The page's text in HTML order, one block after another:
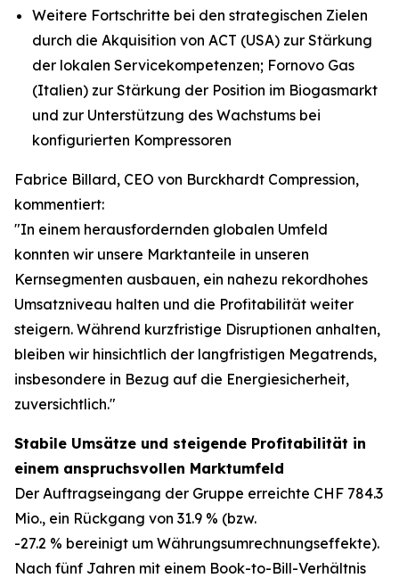
Weitere Fortschritte bei den strategischen Zielen
durch die Akquisition von ACT (USA) zur Stärkung
der lokalen Servicekompetenzen; Fornovo Gas
(Italien) zur Stärkung der Position im Biogasmarkt
und zur Unterstützung des Wachstums bei
konfigurierten Kompressoren
Fabrice Billard, CEO von Burckhardt Compression,
kommentiert:
"In einem herausfordernden globalen Umfeld
konnten wir unsere Marktanteile in unseren
Kernsegmenten ausbauen, ein nahezu rekordhohes
Umsatzniveau halten und die Profitabilität weiter
steigern. Während kurzfristige Disruptionen anhalten,
bleiben wir hinsichtlich der langfristigen Megatrends,
insbesondere in Bezug auf die Energiesicherheit,
zuversichtlich."
Stabile Umsätze und steigende Profitabilität in
einem anspruchsvollen Marktumfeld
Der Auftragseingang der Gruppe erreichte CHF 784.3
Mio., ein Rückgang von 31.9 % (bzw.
-27.2 % bereinigt um Währungsumrechnungseffekte).
Nach fünf Jahren mit einem Book-to-Bill-Verhältnis